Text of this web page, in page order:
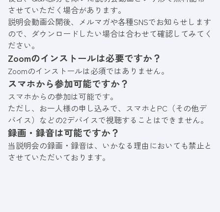
させていただく場合があります。
説明会動画公開後、メルマガや各種SNSでお知らせします
ので、ダウンロードしたい場合は合わせて確認してみてく
ださい。
Zoomのインストールは必要ですか？
Zoomのインストールは必須ではありません。
スマホから参加可能ですか？
スマホからの参加は可能です。
ただし、お一人様の申し込みで、スマホとPC（その他デ
バイス）などの2デバイスで視聴することはできません。
録画・録音は可能ですか？
当説明会の録画・録音は、いかなる理由においても禁止と
させていただいております。